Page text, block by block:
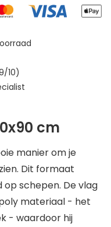
10)
cm
manier om je
Dit formaat
schepen. De vlag
materiaal - het
- waardoor hij